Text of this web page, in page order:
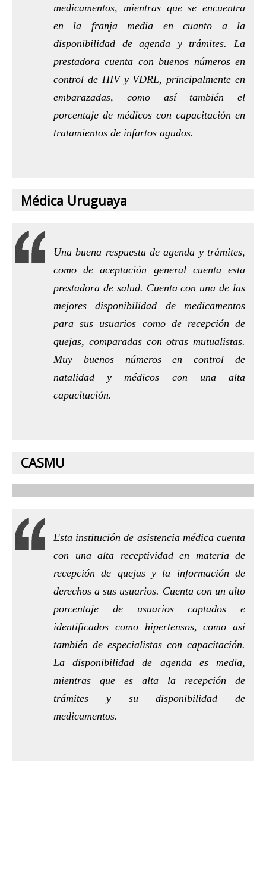
medicamentos, mientras que se encuentra
en la franja media en cuanto a la
disponibilidad de agenda y trámites. La
prestadora cuenta con buenos números en
control de HIV y VDRL, principalmente en
embarazadas, como así también el
porcentaje de médicos con capacitación en
tratamientos de infartos agudos.
Médica Uruguaya
Una buena respuesta de agenda y trámites,
como de aceptación general cuenta esta
prestadora de salud. Cuenta con una de las
mejores disponibilidad de medicamentos
para sus usuarios como de recepción de
quejas, comparadas con otras mutualistas.
Muy buenos números en control de
natalidad y médicos con una alta
capacitación.
CASMU
Esta institución de asistencia médica cuenta
con una alta receptividad en materia de
recepción de quejas y la información de
derechos a sus usuarios. Cuenta con un alto
porcentaje de usuarios captados e
identificados como hipertensos, como así
también de especialistas con capacitación.
La disponibilidad de agenda es media,
mientras que es alta la recepción de
trámites y su disponibilidad de
medicamentos.